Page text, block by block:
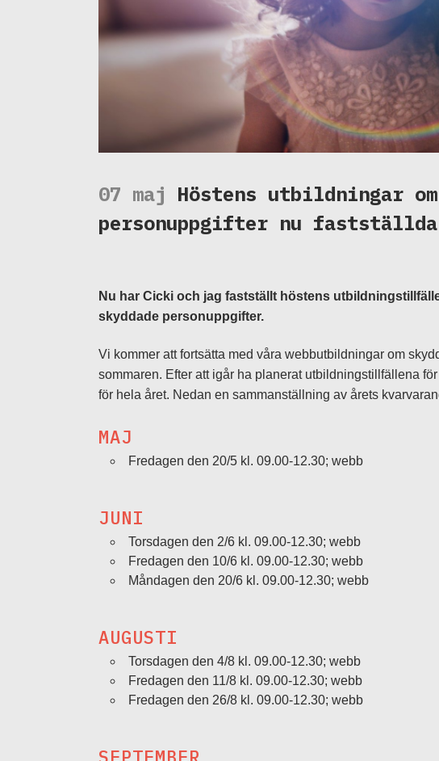
07 maj Höstens utbildningar om
personuppgifter nu fastställda
Nu har Cicki och jag fastställt höstens
skyddade personuppgifter.
Vi kommer att fortsätta med våra webbutbildningar om
sommaren. Efter att igår ha planerat utbildningstillfällena
för hela året. Nedan en sammanställning av årets
MAJ
Fredagen den 20/5 kl. 09.00-12.30; webb
JUNI
Torsdagen den 2/6 kl. 09.00-12.30; webb
Fredagen den 10/6 kl. 09.00-12.30; webb
Måndagen den 20/6 kl. 09.00-12.30; webb
AUGUSTI
Torsdagen den 4/8 kl. 09.00-12.30; webb
Fredagen den 11/8 kl. 09.00-12.30; webb
Fredagen den 26/8 kl. 09.00-12.30; webb